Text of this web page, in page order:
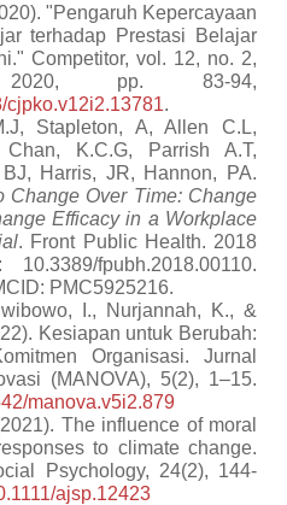
. "Pengaruh Kepercayaan
terhadap Prestasi Belajar
Competitor, vol. 12, no. 2,
pp. 83-94,
cjpko.v12i2.13781.
Stapleton, A, Allen C.L,
Chan, K.C.G, Parrish A.T,
Harris, JR, Hannon, PA.
Change Over Time: Change
Efficacy in a Workplace
. Front Public Health. 2018
fpubh.2018.00110.
PMC5925216.
I., Nurjannah, K., &
Kesiapan untuk Berubah:
Organisasi. Jurnal
(MANOVA), 5(2), 1–15.
manova.v5i2.879
The influence of moral
to climate change.
Psychology, 24(2), 144-
ajsp.12423